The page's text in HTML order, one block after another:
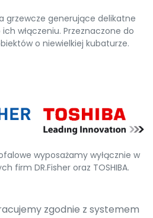
grzewcze generujące delikatne
włączeniu. Przeznaczone do
o niewielkiej kubaturze.
wyposażamy wyłącznie w
firm DR.Fisher oraz TOSHIBA.
zgodnie z systemem